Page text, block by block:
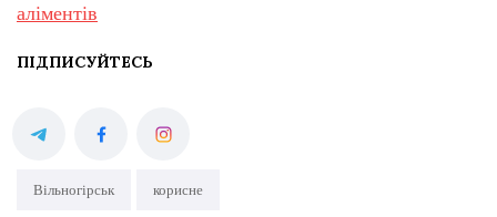
аліментів
ПІДПИСУЙТЕСЬ
Вільногірськ корисне